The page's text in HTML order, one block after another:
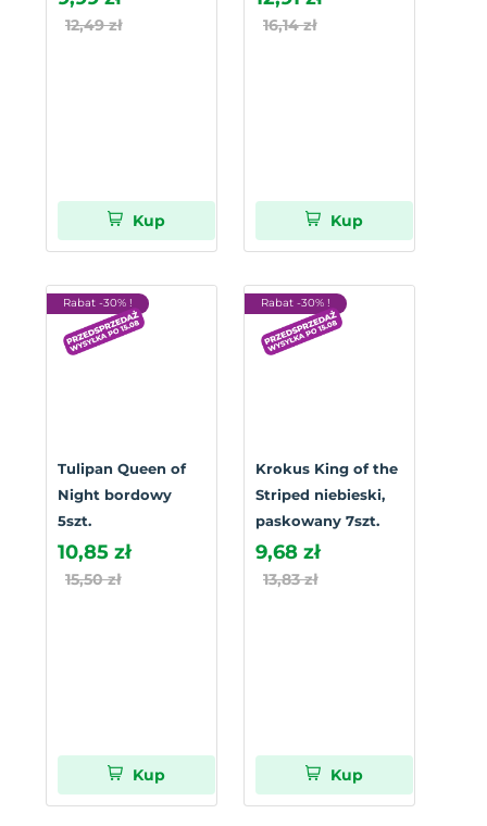
12,49 zł
Kup
16,14 zł
Kup
Rabat -30% !
Tulipan Queen of
Night bordowy
5szt.
10,85 zł
15,50 zł
Kup
Rabat -30% !
Krokus King of the
Striped niebieski,
paskowany 7szt.
9,68 zł
13,83 zł
Kup